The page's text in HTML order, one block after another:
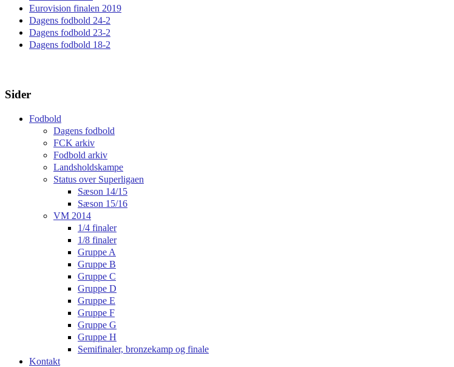
Eurovision finalen 2019
Dagens fodbold 24-2
Dagens fodbold 23-2
Dagens fodbold 18-2
Sider
Fodbold
Dagens fodbold
FCK arkiv
Fodbold arkiv
Landsholdskampe
Status over Superligaen
Sæson 14/15
Sæson 15/16
VM 2014
1/4 finaler
1/8 finaler
Gruppe A
Gruppe B
Gruppe C
Gruppe D
Gruppe E
Gruppe F
Gruppe G
Gruppe H
Semifinaler, bronzekamp og finale
Kontakt